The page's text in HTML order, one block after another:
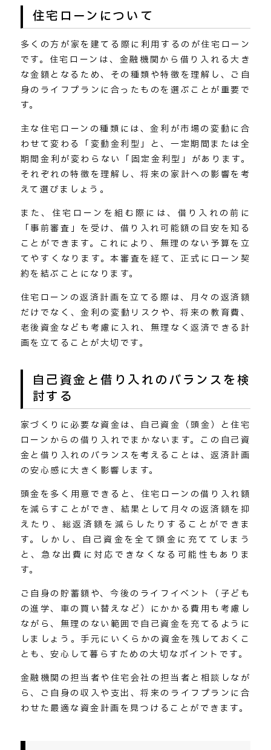
住宅ローンについて
多くの方が家を建てる際に利用するのが住宅ローン
です。住宅ローンは、金融機関から借り入れる大き
な金額となるため、その種類や特徴を理解し、ご自
身のライフプランに合ったものを選ぶことが重要で
す。
主な住宅ローンの種類には、金利が市場の変動に合
わせて変わる「変動金利型」と、一定期間または全
期間金利が変わらない「固定金利型」があります。
それぞれの特徴を理解し、将来の家計への影響を考
えて選びましょう。
また、住宅ローンを組む際には、借り入れの前に
「事前審査」を受け、借り入れ可能額の目安を知る
ことができます。これにより、無理のない予算を立
てやすくなります。本審査を経て、正式にローン契
約を結ぶことになります。
住宅ローンの返済計画を立てる際は、月々の返済額
だけでなく、金利の変動リスクや、将来の教育費、
老後資金なども考慮に入れ、無理なく返済できる計
画を立てることが大切です。
自己資金と借り入れのバランスを検
討する
家づくりに必要な資金は、自己資金（頭金）と住宅
ローンからの借り入れでまかないます。この自己資
金と借り入れのバランスを考えることは、返済計画
の安心感に大きく影響します。
頭金を多く用意できると、住宅ローンの借り入れ額
を減らすことができ、結果として月々の返済額を抑
えたり、総返済額を減らしたりすることができま
す。しかし、自己資金を全て頭金に充ててしまう
と、急な出費に対応できなくなる可能性もありま
す。
ご自身の貯蓄額や、今後のライフイベント（子ども
の進学、車の買い替えなど）にかかる費用も考慮し
ながら、無理のない範囲で自己資金を充てるように
しましょう。手元にいくらかの資金を残しておくこ
とも、安心して暮らすための大切なポイントです。
金融機関の担当者や住宅会社の担当者と相談しなが
ら、ご自身の収入や支出、将来のライフプランに合
わせた最適な資金計画を見つけることができます。